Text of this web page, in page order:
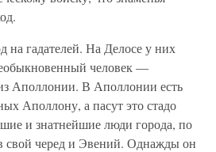
на гадателей. На Делосе у них
человек —
Аполлонии. В Аполлонии есть
Аполлону, а пасут это стадо
и знатнейшие люди города, по
свой черед и Эвений. Однажды он